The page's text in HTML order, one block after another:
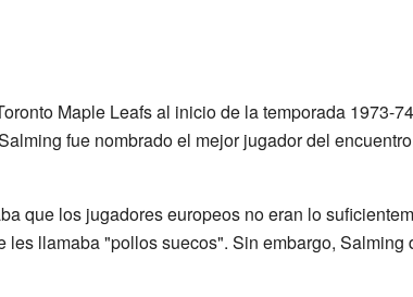
Maple Leafs al inicio de la temporada 1973-
fue nombrado el mejor jugador del
que los jugadores europeos no eran lo
llamaba "pollos suecos". Sin embargo, Salming